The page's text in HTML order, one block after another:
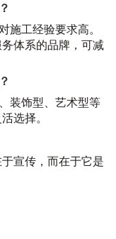
施工经验要求高。
体系的品牌，可减
装饰型、艺术型等
选择。
宣传，而在于它是